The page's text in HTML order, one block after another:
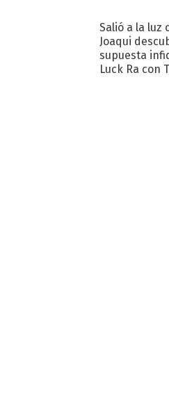
sentimental
Salió a la luz
Joaqui
supuesta
Luck Ra con